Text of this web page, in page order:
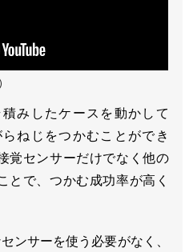
みしたケースを動かして
ねじをつかむことができ
覚センサーだけでなく他の
とで、つかむ成功率が高く
ンサーを使う必要がなく、